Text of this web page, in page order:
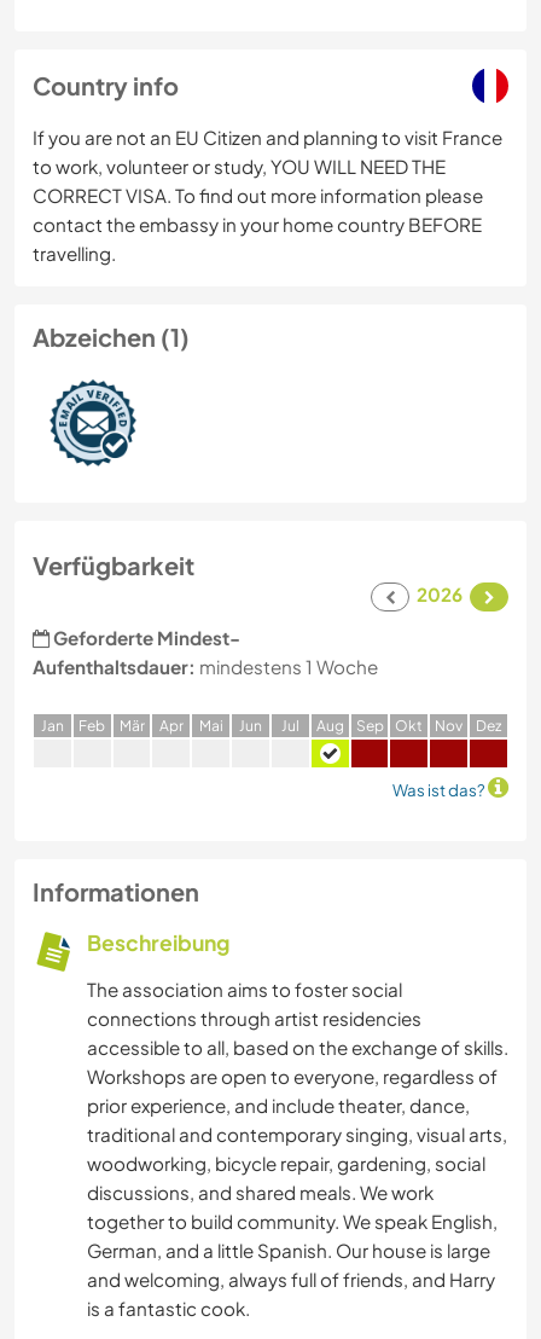
Country info
If you are not an EU Citizen and planning to visit France
to work, volunteer or study, YOU WILL NEED THE
CORRECT VISA. To find out more information please
contact the embassy in your home country BEFORE
travelling.
Abzeichen (1)
Verfügbarkeit
2026
Geforderte Mindest-
Aufenthaltsdauer: mindestens 1 Woche
Jan Feb Mär Apr Mai Jun Jul Aug Sep Okt Nov Dez
Was ist das?
Informationen
Beschreibung
The association aims to foster social
connections through artist residencies
accessible to all, based on the exchange of skills.
Workshops are open to everyone, regardless of
prior experience, and include theater, dance,
traditional and contemporary singing, visual arts,
woodworking, bicycle repair, gardening, social
discussions, and shared meals. We work
together to build community. We speak English,
German, and a little Spanish. Our house is large
and welcoming, always full of friends, and Harry
is a fantastic cook.